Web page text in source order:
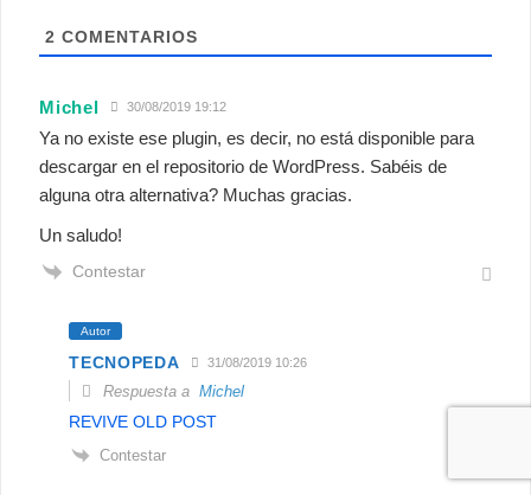
2 COMENTARIOS
Michel 30/08/2019 19:12
Ya no existe ese plugin, es decir, no está disponible para
descargar en el repositorio de WordPress. Sabéis de
alguna otra alternativa? Muchas gracias.
Un saludo!
Contestar
Autor
TECNOPEDA 31/08/2019 10:26
Respuesta aMichel
REVIVE OLD POST
Contestar